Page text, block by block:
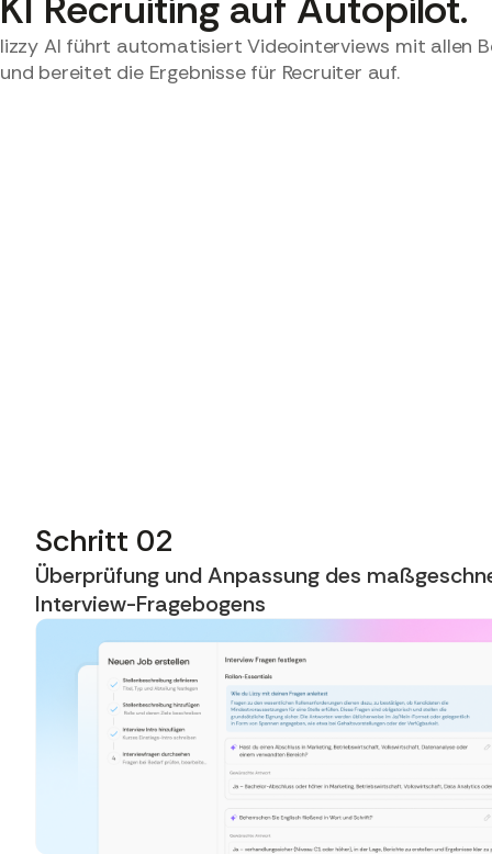
lizzy Al führt automatisiert Videointerviews mit allen
und bereitet die Ergebnisse für Recruiter auf.
Schritt 02
Überprüfung und Anpassung des
Interview-Fragebogens